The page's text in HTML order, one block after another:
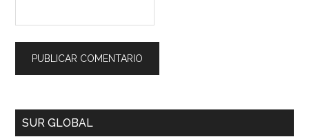
SUR GLOBAL